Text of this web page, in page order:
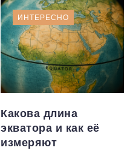
ИНТЕРЕСНО
Какова длина
экватора и как её
измеряют